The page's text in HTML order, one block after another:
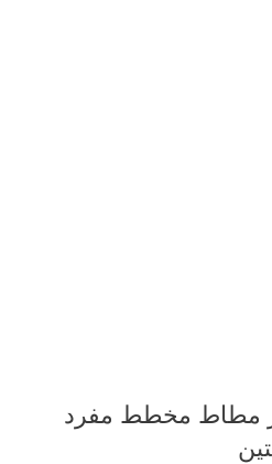
مخطط مفرد